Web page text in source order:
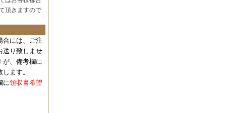
頂きますので
には、 ご注
送り致しませ
が、備考欄に
ます。
に領収書希望